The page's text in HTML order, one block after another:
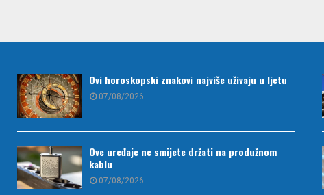
Ovi horoskopski znakovi najviše uživaju u ljetu
07/08/2026
Ove uređaje ne smijete držati na produžnom
kablu
07/08/2026